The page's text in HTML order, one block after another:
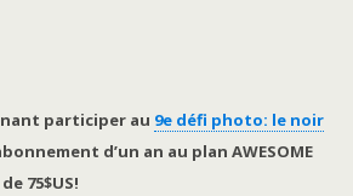
participer au 9e défi photo: le noir
d’un an au plan AWESOME
75$US!